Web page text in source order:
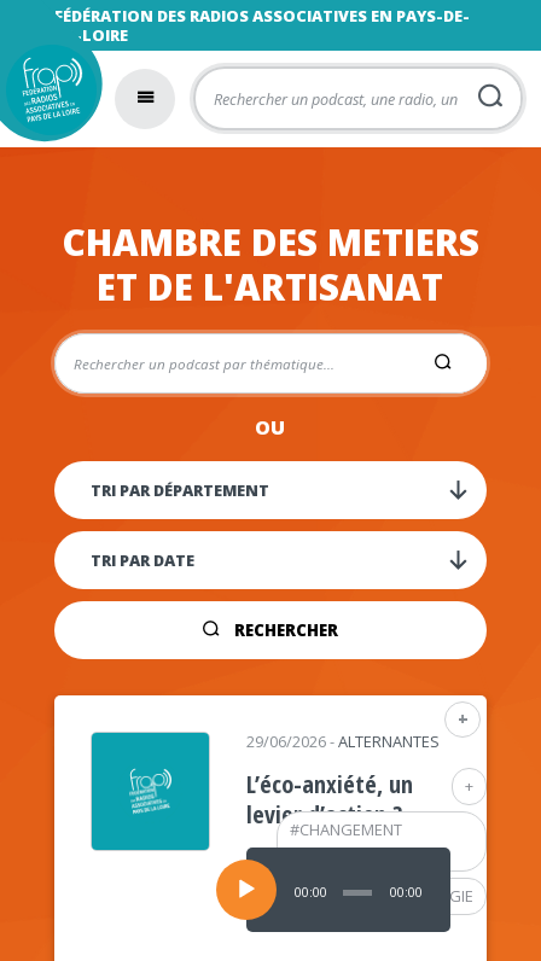
FÉDÉRATION DES RADIOS ASSOCIATIVES EN PAYS-DE-
LA-LOIRE
CHAMBRE DES METIERS
ET DE L'ARTISANAT
OU
RECHERCHER
+
+
#CHANGEMENT
CLIMATIQUE
#PSYCHOLOGIE
29/06/2026-ALTERNANTES
L’éco-anxiété, un
levier d’action ?
Lecteur
audio
00:00 00:00